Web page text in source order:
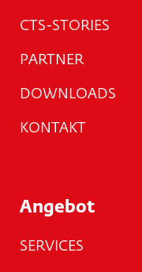
CTS-STORIES
PARTNER
DOWNLOADS
KONTAKT
Angebot
SERVICES